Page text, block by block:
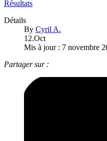
Résultats
Détails
By Cyril A.
12.Oct
Mis à jour : 7 novembre
Partager sur :